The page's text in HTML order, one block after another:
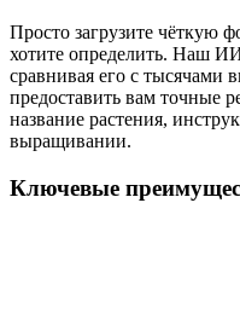
Просто загрузите чёткую
хотите определить. Наш
сравнивая его с тысячами
предоставить вам точные
название растения,
выращивании.
Ключевые